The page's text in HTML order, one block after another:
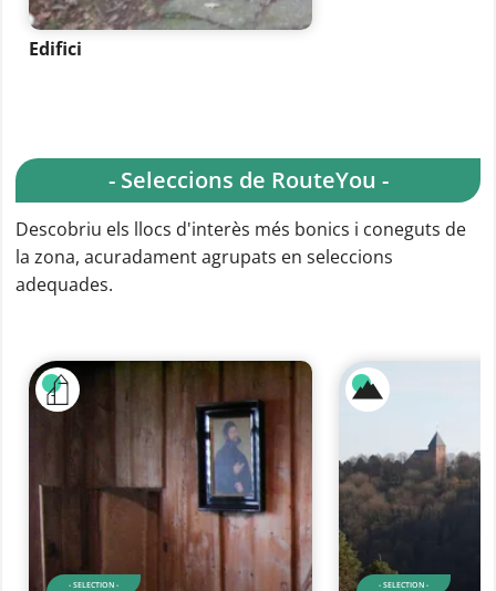
Edifici
- Seleccions de RouteYou -
Descobriu els llocs d'interès més bonics i coneguts de
la zona, acuradament agrupats en seleccions
adequades.
- SELECTION - - SELECTION -